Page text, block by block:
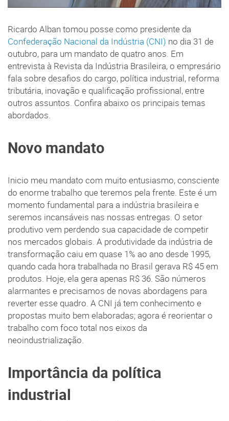
Ricardo Alban tomou posse como presidente da
Confederação Nacional da Indústria (CNI) no dia 31 de
outubro, para um mandato de quatro anos. Em
entrevista à Revista da Indústria Brasileira, o empresário
fala sobre desafios do cargo, política industrial, reforma
tributária, inovação e qualificação profissional, entre
outros assuntos. Confira abaixo os principais temas
abordados.
Novo mandato
Inicio meu mandato com muito entusiasmo, consciente
do enorme trabalho que teremos pela frente. Este é um
momento fundamental para a indústria brasileira e
seremos incansáveis nas nossas entregas. O setor
produtivo vem perdendo sua capacidade de competir
nos mercados globais. A produtividade da indústria de
transformação caiu em quase 1% ao ano desde 1995,
quando cada hora trabalhada no Brasil gerava R$ 45 em
produtos. Hoje, ela gera apenas R$ 36. São números
alarmantes e precisamos de novas abordagens para
reverter esse quadro. A CNI já tem conhecimento e
propostas muito bem elaboradas; agora é reorientar o
trabalho com foco total nos eixos da
neoindustrialização.
Importância da política
industrial